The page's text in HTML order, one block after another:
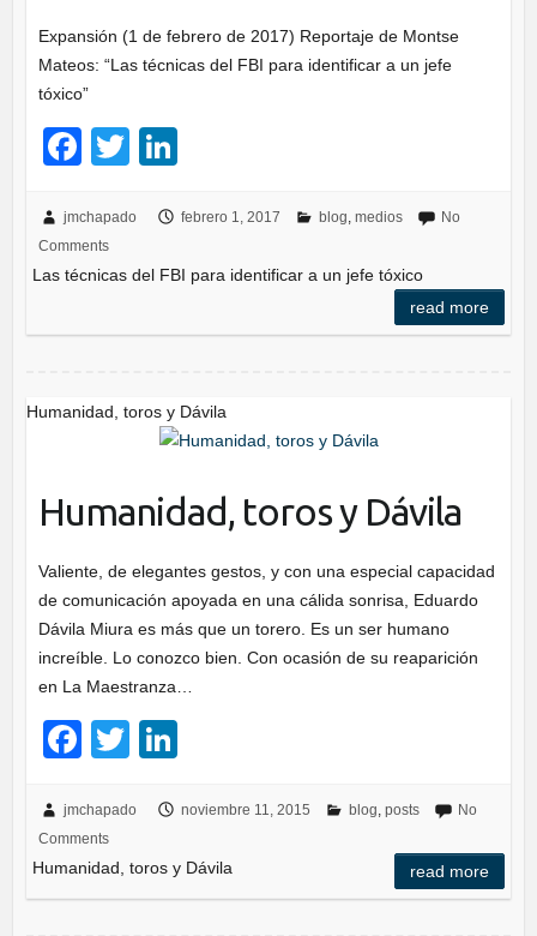
Expansión (1 de febrero de 2017) Reportaje de Montse
Mateos: “Las técnicas del FBI para identificar a un jefe
tóxico”
F
c
e
o
k
T
tt
er
k
e
n
jmchapado febrero 1, 2017 blog, medios
No
Comments
Las técnicas del FBI para identificar a un jefe tóxico
read more
Humanidad, toros y Dávila
Humanidad, toros y Dávila
Valiente, de elegantes gestos, y con una especial capacidad
de comunicación apoyada en una cálida sonrisa, Eduardo
Dávila Miura es más que un torero. Es un ser humano
increíble. Lo conozco bien. Con ocasión de su reaparición
en La Maestranza…
F
c
e
b
T
tt
er
k
e
dI
jmchapado noviembre 11, 2015 blog, posts
No
Comments
Humanidad, toros y Dávila read more